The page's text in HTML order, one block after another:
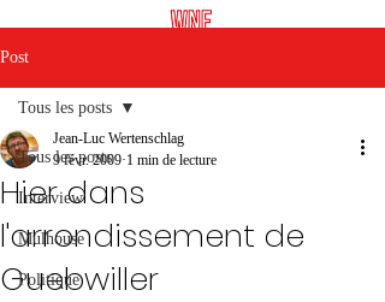
Post
Tous les posts
Interview
Mulhouse
Politique
Tous les posts
Hier dans
l'arrondissement de
Guebwiller
Jean-Luc Wertenschlag
9 févr. 2009 1 min de lecture